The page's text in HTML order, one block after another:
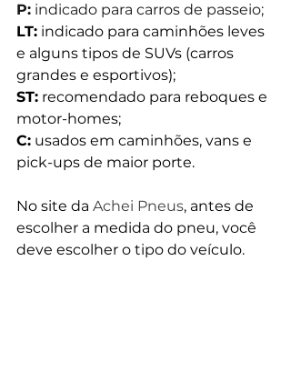
P: indicado para carros de passeio;
LT: indicado para caminhões leves
e alguns tipos de SUVs (carros
grandes e esportivos);
ST: recomendado para reboques e
motor-homes;
C: usados em caminhões, vans e
pick-ups de maior porte.
No site da Achei Pneus, antes de
escolher a medida do pneu, você
deve escolher o tipo do veículo.